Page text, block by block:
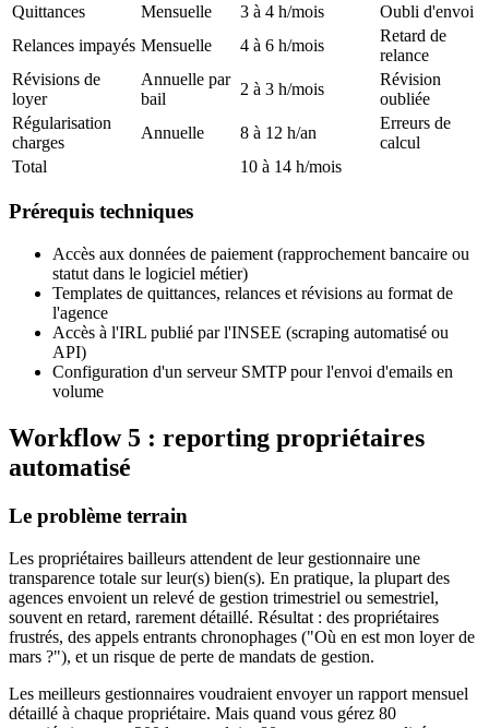
Quittances
Mensuelle 3 à 4 h/mois
Oubli d'envoi
Relances impayés Mensuelle 4 à 6 h/mois
Retard de
relance
Révisions de
loyer
Annuelle par
bail
2 à 3 h/mois
Révision
oubliée
Régularisation
charges
Annuelle 8 à 12 h/an
Erreurs de
calcul
Total
10 à 14 h/mois
Prérequis techniques
Accès aux données de paiement (rapprochement bancaire ou
statut dans le logiciel métier)
Templates de quittances, relances et révisions au format de
l'agence
Accès à l'IRL publié par l'INSEE (scraping automatisé ou
API)
Configuration d'un serveur SMTP pour l'envoi d'emails en
volume
Workflow 5 : reporting propriétaires
automatisé
Le problème terrain
Les propriétaires bailleurs attendent de leur gestionnaire une
transparence totale sur leur(s) bien(s). En pratique, la plupart des
agences envoient un relevé de gestion trimestriel ou semestriel,
souvent en retard, rarement détaillé. Résultat : des propriétaires
frustrés, des appels entrants chronophages ("Où en est mon loyer de
mars ?"), et un risque de perte de mandats de gestion.
Les meilleurs gestionnaires voudraient envoyer un rapport mensuel
détaillé à chaque propriétaire. Mais quand vous gérez 80